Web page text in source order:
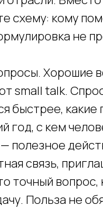
схему: кому
не
Хорошие
small talk.
быстрее,
год, с кем
полезное
связь,
точный
Польза не